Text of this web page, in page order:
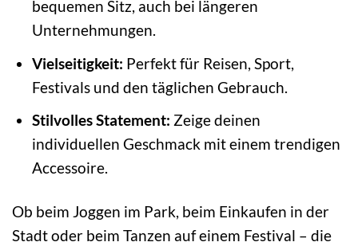
bequemen Sitz, auch bei längeren
Unternehmungen.
Vielseitigkeit: Perfekt für Reisen, Sport,
Festivals und den täglichen Gebrauch.
Stilvolles Statement: Zeige deinen
individuellen Geschmack mit einem trendigen
Accessoire.
Ob beim Joggen im Park, beim Einkaufen in der
Stadt oder beim Tanzen auf einem Festival – die